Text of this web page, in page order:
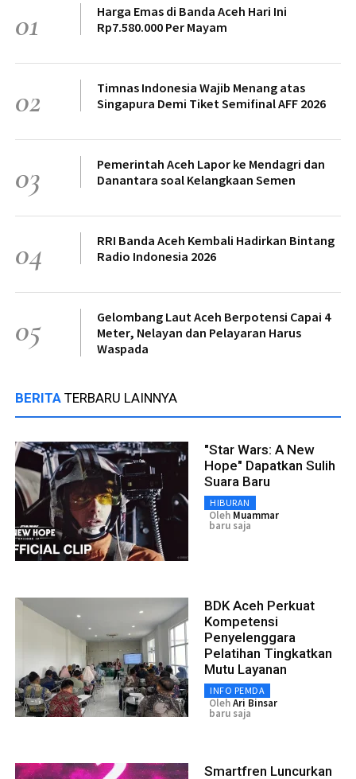
01
Harga Emas di Banda Aceh Hari Ini
Rp7.580.000 Per Mayam
02
Timnas Indonesia Wajib Menang atas
Singapura Demi Tiket Semifinal AFF 2026
03
Pemerintah Aceh Lapor ke Mendagri dan
Danantara soal Kelangkaan Semen
04
RRI Banda Aceh Kembali Hadirkan Bintang
Radio Indonesia 2026
05
Gelombang Laut Aceh Berpotensi Capai 4
Meter, Nelayan dan Pelayaran Harus
Waspada
BERITA TERBARU LAINNYA
"Star Wars: A New
Hope" Dapatkan Sulih
Suara Baru
HIBURAN
Oleh Muammar
baru saja
BDK Aceh Perkuat
Kompetensi
Penyelenggara
Pelatihan Tingkatkan
Mutu Layanan
INFO PEMDA
OlehAri Binsar
baru saja
Smartfren Luncurkan